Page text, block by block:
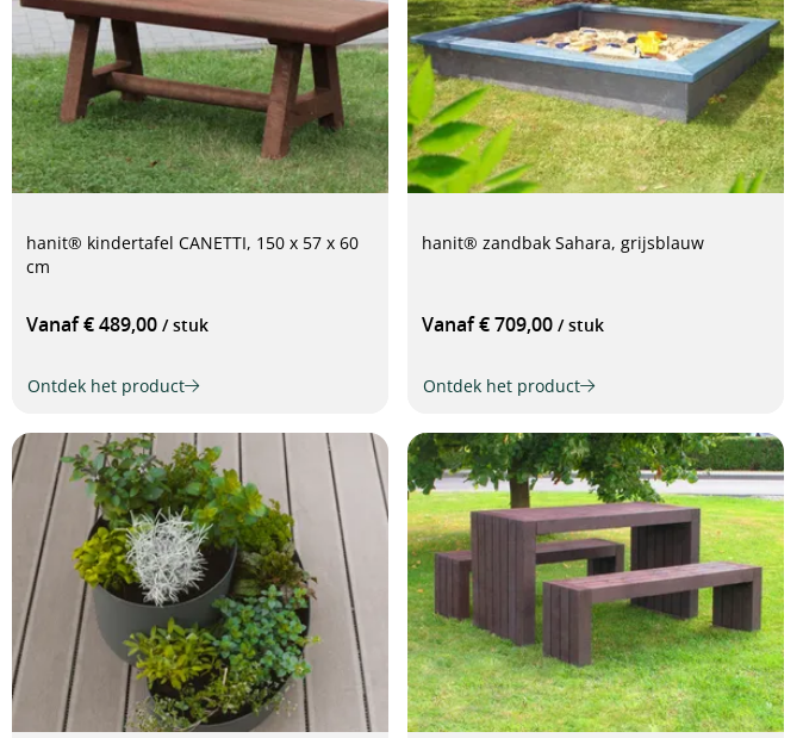
hanit® kindertafel CANETTI, 150 x 57 x 60
cm
Vanaf € 489,00 / stuk
Ontdek het product
hanit® zandbak Sahara, grijsblauw
Vanaf € 709,00 / stuk
Ontdek het product